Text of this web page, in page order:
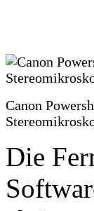
Canon
Die